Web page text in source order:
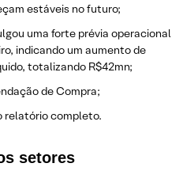
estáveis no futuro;
uma forte prévia operacional
indicando um aumento de
totalizando R$42mn;
de Compra;
relatório completo.
setores